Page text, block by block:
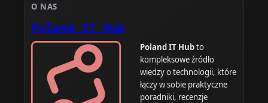
O NAS
Poland IT Hub
Poland IT Hubto
kompleksowe źródło
wiedzy o technologii, które
łączy w sobie praktyczne
poradniki, recenzje